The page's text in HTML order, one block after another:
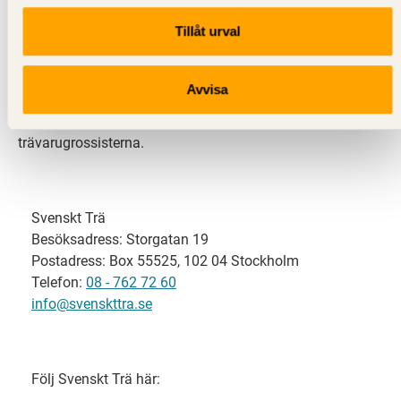
Tillåt urval
Avvisa
Svenskt Trä representerar svensk sågverksindustri
och är en del av branschorganisationen
svensk limträ-, KL-trä- och förpackningsindustri samt
trävarugrossisterna.
Svenskt Trä
Besöksadress: Storgatan 19
Postadress: Box 55525, 102 04 Stockholm
Telefon: 08 - 762 72 60
info@svenskttra.se
Följ Svenskt Trä här: